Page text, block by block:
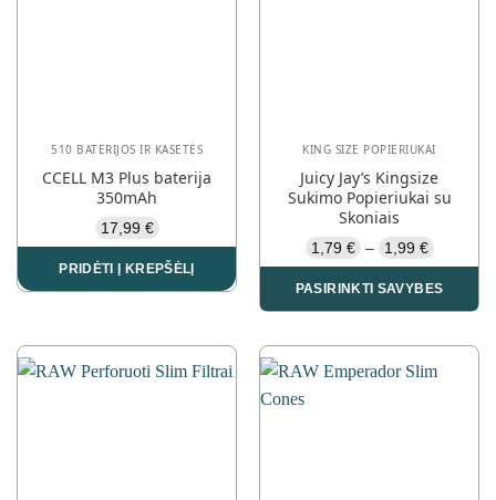
510 BATERIJOS IR KASETĖS
CCELL M3 Plus baterija
350mAh
17,99 €
PRIDĖTI Į KREPŠĖLĮ
KING SIZE POPIERIUKAI
Juicy Jay’s Kingsize
Sukimo Popieriukai su
Skoniais
1,79 € – 1,99 €
through
PASIRINKTI SAVYBES
product
has